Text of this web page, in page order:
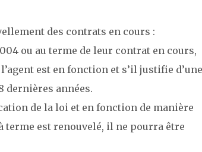
des contrats en cours :
ou au terme de leur contrat en cours,
est en fonction et s’il justifie d’une
dernières années.
de la loi et en fonction de manière
terme est renouvelé, il ne pourra être